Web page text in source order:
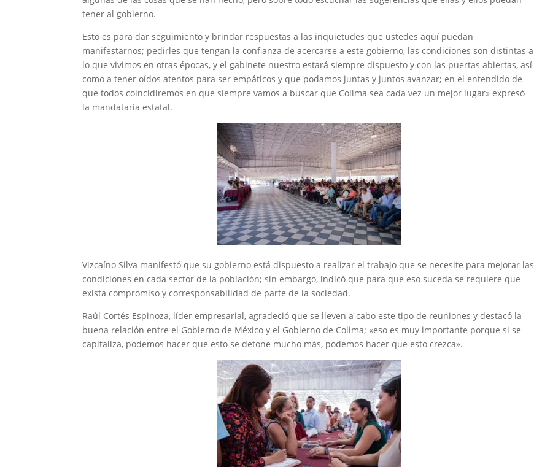
tener al gobierno.
Esto es para dar seguimiento y brindar respuestas a las inquietudes que ustedes aquí puedan
manifestarnos; pedirles que tengan la confianza de acercarse a este gobierno, las condiciones son distintas a
lo que vivimos en otras épocas, y el gabinete nuestro estará siempre dispuesto y con las puertas abiertas, así
como a tener oídos atentos para ser empáticos y que podamos juntas y juntos avanzar; en el entendido de
que todos coincidiremos en que siempre vamos a buscar que Colima sea cada vez un mejor lugar» expresó
la mandataria estatal.
Vizcaíno Silva manifestó que su gobierno está dispuesto a realizar el trabajo que se necesite para mejorar las
condiciones en cada sector de la población; sin embargo, indicó que para que eso suceda se requiere que
exista compromiso y corresponsabilidad de parte de la sociedad.
Raúl Cortés Espinoza, líder empresarial, agradeció que se lleven a cabo este tipo de reuniones y destacó la
buena relación entre el Gobierno de México y el Gobierno de Colima; «eso es muy importante porque si se
capitaliza, podemos hacer que esto se detone mucho más, podemos hacer que esto crezca».